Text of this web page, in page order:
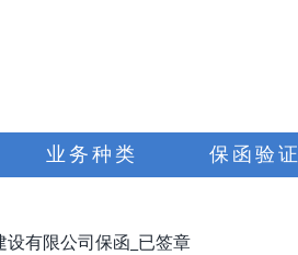
业务种类 保函验证
设有限公司保函_已签章